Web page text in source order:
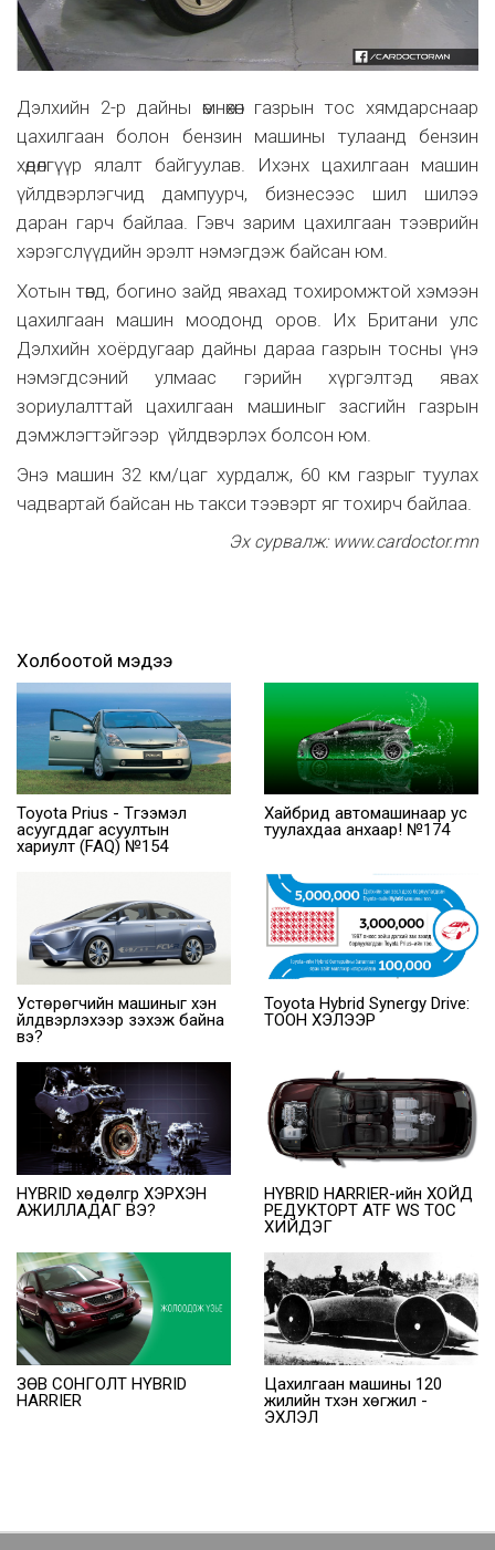
Дэлхийн 2-р дайны өмнөхөн газрын тос хямдарснаар
цахилгаан болон бензин машины тулаанд бензин
хөдөлгүүр ялалт байгуулав. Ихэнх цахилгаан машин
үйлдвэрлэгчид дампуурч, бизнесээс шил шилээ
даран гарч байлаа. Гэвч зарим цахилгаан тээврийн
хэрэгслүүдийн эрэлт нэмэгдэж байсан юм.
Хотын төвд, богино зайд явахад тохиромжтой хэмээн
цахилгаан машин моодонд оров. Их Британи улс
Дэлхийн хоёрдугаар дайны дараа газрын тосны үнэ
нэмэгдсэний улмаас гэрийн хүргэлтэд явах
зориулалттай цахилгаан машиныг засгийн газрын
дэмжлэгтэйгээр үйлдвэрлэх болсон юм.
Энэ машин 32 км/цаг хурдалж, 60 км газрыг туулах
чадвартай байсан нь такси тээвэрт яг тохирч байлаа.
Эх сурвалж: www.cardoctor.mn
Холбоотой мэдээ
Toyota Prius - Түгээмэл
асуугддаг асуултын
хариулт (FAQ) №154
Хайбрид автомашинаар ус
туулахдаа анхаар! №174
Устөрөгчийн машиныг хэн
үйлдвэрлэхээр зэхэж байна
вэ?
Toyota Hybrid Synergy Drive:
ТООН ХЭЛЭЭР
HYBRID хөдөлгүүр ХЭРХЭН
АЖИЛЛАДАГ ВЭ?
HYBRID HARRIER-ийн ХОЙД
РЕДУКТОРТ ATF WS ТОС
ХИЙДЭГ
ЗӨВ СОНГОЛТ HYBRID
HARRIER
Цахилгаан машины 120
жилийн түүхэн хөгжил -
ЭХЛЭЛ